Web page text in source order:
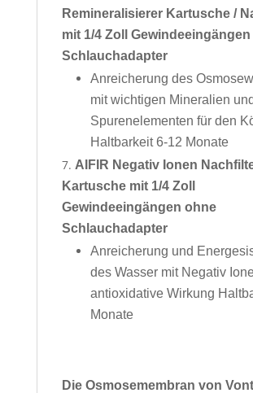
Remineralisierer Kartusche /
mit 1/4 Zoll
Schlauchadapter
Anreicherung des
mit wichtigen Mineralien und
Spurenelementen für den
Haltbarkeit 6-12 Monate
AIFIR Negativ Ionen
Kartusche mit 1/4 Zoll
Gewindeeingängen ohne
Schlauchadapter
Anreicherung und
des Wasser mit Negativ
antioxidative Wirkung
Monate
Die Osmosemembran von